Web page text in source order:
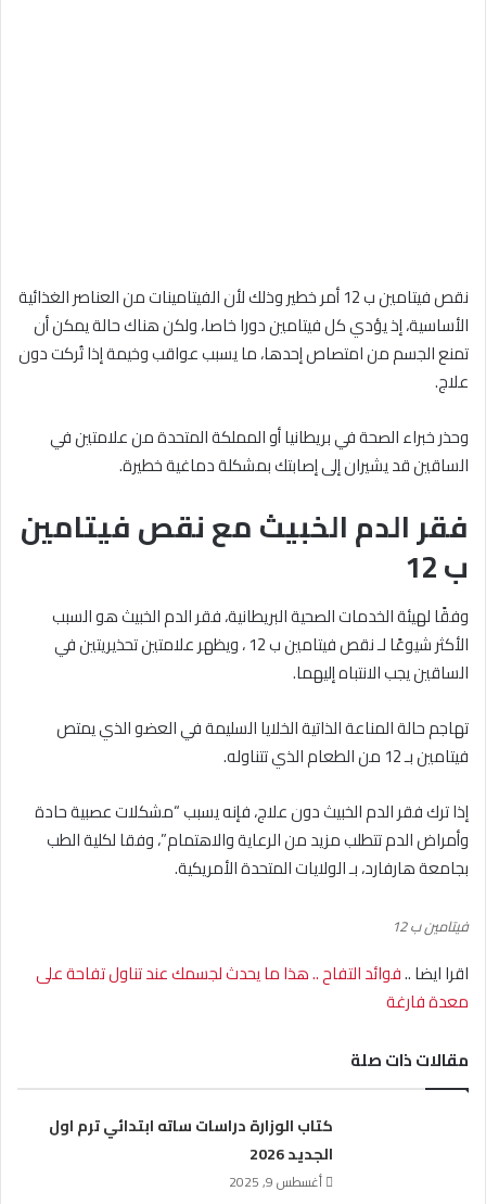
نقص فيتامين ب 12 أمر خطير وذلك لأن الفيتامينات من العناصر الغذائية
الأساسية، إذ يؤدي كل فيتامين دورا خاصا، ولكن هناك حالة يمكن أن
تمنع الجسم من امتصاص إحدها، ما يسبب عواقب وخيمة إذا تُركت دون
علاج.
وحذر خبراء الصحة في بريطانيا أو المملكة المتحدة من علامتين في
الساقين قد يشيران إلى إصابتك بمشكلة دماغية خطيرة.
فقر الدم الخبيث مع نقص فيتامين
ب 12
وفقًا لهيئة الخدمات الصحية البريطانية، فقر الدم الخبيث هو السبب
الأكثر شيوعًا لـ نقص فيتامين ب 12 ، ويظهر علامتين تحذيريتين في
الساقين يجب الانتباه إليهما.
تهاجم حالة المناعة الذاتية الخلايا السليمة في العضو الذي يمتص
فيتامين بـ 12 من الطعام الذي تتناوله.
إذا ترك فقر الدم الخبيث دون علاج، فإنه يسبب “مشكلات عصبية حادة
وأمراض الدم تتطلب مزيد من الرعاية والاهتمام”، وفقا لكلية الطب
بجامعة هارفارد، بـ الولايات المتحدة الأمريكية.
فيتامين ب 12
اقرا ايضا ..فوائد التفاح .. هذا ما يحدث لجسمك عند تناول تفاحة على
معدة فارغة
مقالات ذات صلة
كتاب الوزارة دراسات ساته ابتدائي ترم اول
الجديد 2026
أغسطس 9, 2025